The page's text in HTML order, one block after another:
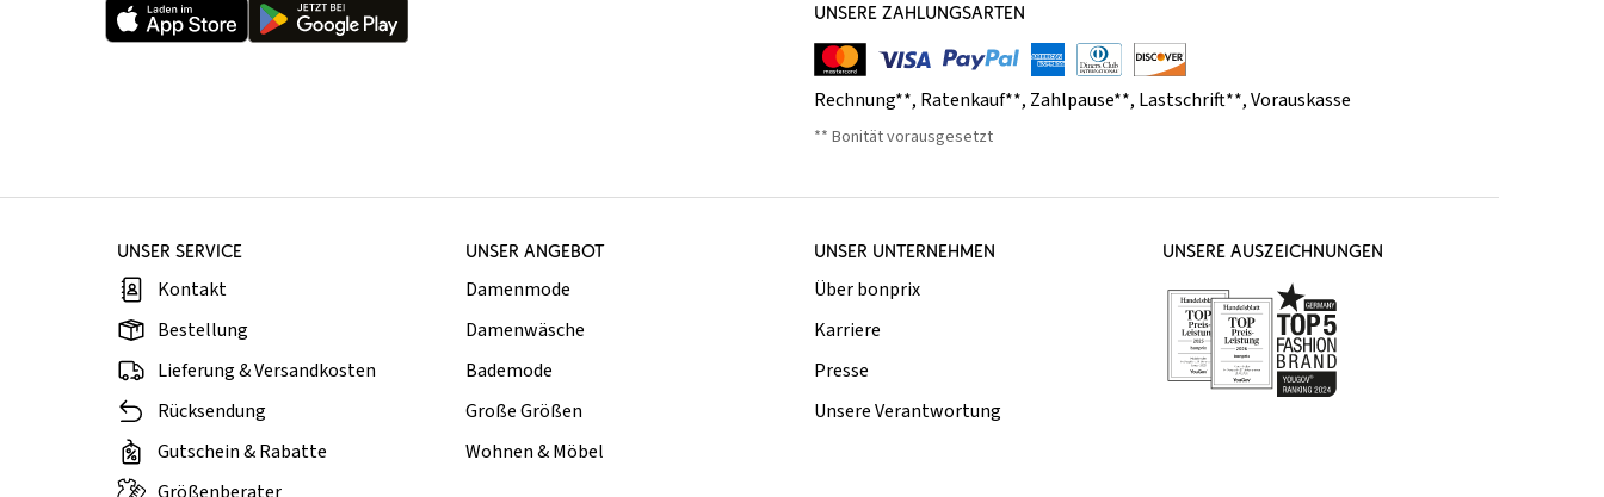
UNSERE ZAHLUNGSARTEN
Rechnung**, Ratenkauf**, Zahlpause**, Lastschrift**,Vorauskasse
** Bonität vorausgesetzt
UNSER SERVICE
Kontakt
Bestellung
Lieferung & Versandkosten
Rücksendung
Gutschein & Rabatte
UNSER ANGEBOT
Damenmode
Damenwäsche
Bademode
Große Größen
Wohnen & Möbel
UNSER UNTERNEHMEN
Über bonprix
Karriere
Presse
Unsere Verantwortung
UNSERE AUSZEICHNUNGEN